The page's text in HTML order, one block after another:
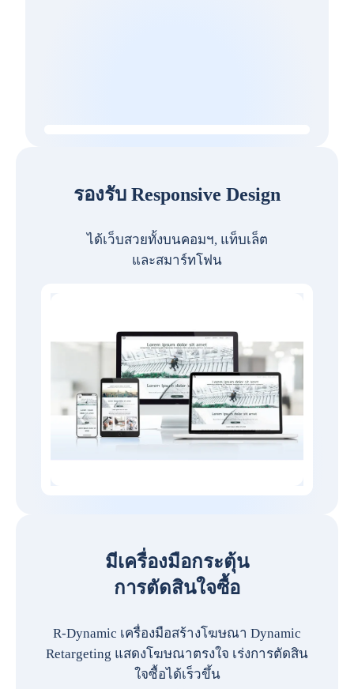
รองรับ Responsive Design
ได้เว็บสวยทั้งบนคอมฯ, แท็บเล็ต
และสมาร์ทโฟน
มีเครื่องมือกระตุ้น
การตัดสินใจซื้อ
R-Dynamic เครื่องมือสร้างโฆษณา Dynamic
Retargeting แสดงโฆษณาตรงใจ เร่งการตัดสิน
ใจซื้อได้เร็วขึ้น